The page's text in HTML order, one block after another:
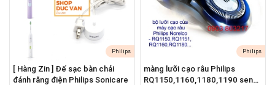
⚠️ ĐỔI TRẢ MIỄN PHÍ NẾU DO LỖI CỦA SHOP
Dịch vụ khác
Có bán linh kiện, phụ kiện: màng cạo râu, lưỡi cạo râu, cục
sạc điện, cục chuyển nguồn của các hãng Philips, Braun,
Philips
[ Hàng Zin ] Đế sạc bàn chải
đánh răng điện Philips Sonicare
Philips
màng lưỡi cạo râu Philips
RQ1150,1160,1180,1190 senso